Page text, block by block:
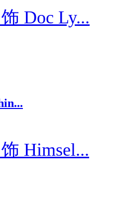
Doc Ly...
Himsel...